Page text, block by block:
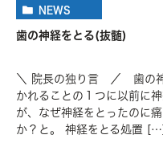
NEWS
歯の神経をとる(抜髄)
＼ 院長の独り言 ／ 歯の
かれることの１つに以前に
が、なぜ神経をとったのに
か？と。 神経をとる処置 […]